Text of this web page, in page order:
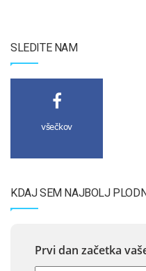
SLEDITE NAM
všečkov
KDAJ SEM NAJBOLJ
Prvi dan začetka